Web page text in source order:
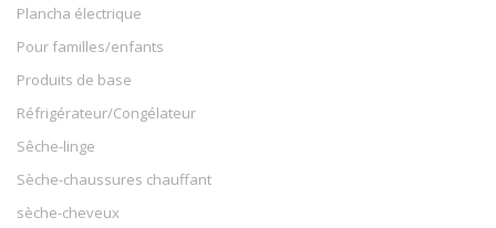
Plancha électrique
Pour familles/enfants
Produits de base
Réfrigérateur/Congélateur
Sêche-linge
Sèche-chaussures chauffant
sèche-cheveux